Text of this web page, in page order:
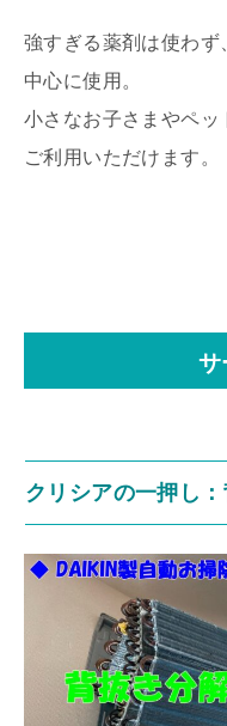
強すぎる薬剤は使わず
中心に使用。
小さなお子さまやペッ
ご利用いただけます。
サ
クリシアの一押し